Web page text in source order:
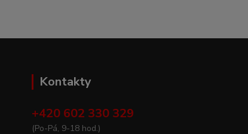
Kontakty
+420 602 330 329
(Po-Pá, 9-18 hod.)